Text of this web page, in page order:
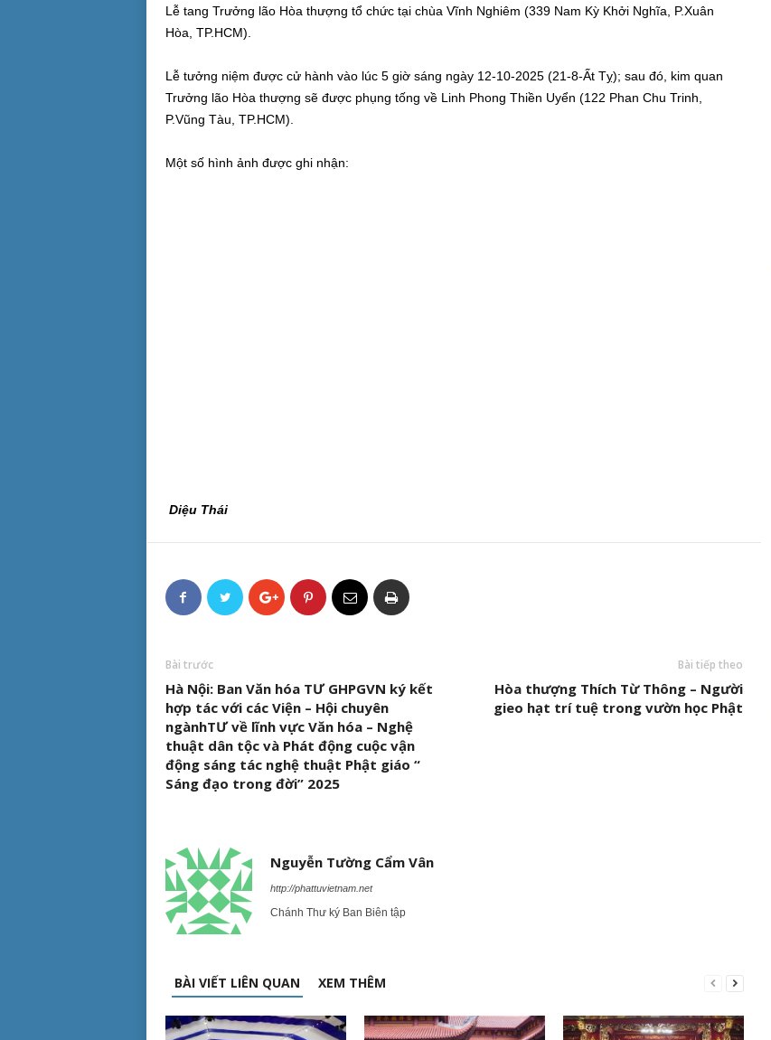
Lễ tang Trưởng lão Hòa thượng tổ chức tại chùa Vĩnh Nghiêm (339 Nam Kỳ Khởi Nghĩa, P.Xuân
Hòa, TP.HCM).
Lễ tưởng niệm được cử hành vào lúc 5 giờ sáng ngày 12-10-2025 (21-8-Ất Tỵ); sau đó, kim quan
Trưởng lão Hòa thượng sẽ được phụng tống về Linh Phong Thiền Uyển (122 Phan Chu Trinh,
P.Vũng Tàu, TP.HCM).
Một số hình ảnh được ghi nhận:
Diệu Thái
Bài trước
Hà Nội: Ban Văn hóa TƯ GHPGVN ký kết
hợp tác với các Viện – Hội chuyên
ngànhTƯ về lĩnh vực Văn hóa – Nghệ
thuật dân tộc và Phát động cuộc vận
động sáng tác nghệ thuật Phật giáo “
Sáng đạo trong đời” 2025
Bài tiếp theo
Hòa thượng Thích Từ Thông – Người
gieo hạt trí tuệ trong vườn học Phật
Nguyễn Tường Cẩm Vân
http://phattuvietnam.net
Chánh Thư ký Ban Biên tập
BÀI VIẾT LIÊN QUAN XEM THÊM